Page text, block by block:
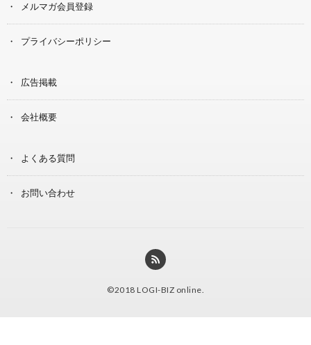
メルマガ会員登録
プライバシーポリシー
広告掲載
会社概要
よくある質問
お問い合わせ
©2018 LOGI-BIZ online.